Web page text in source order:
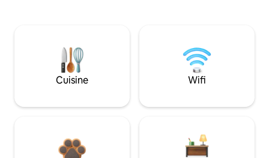
Cuisine Wifi